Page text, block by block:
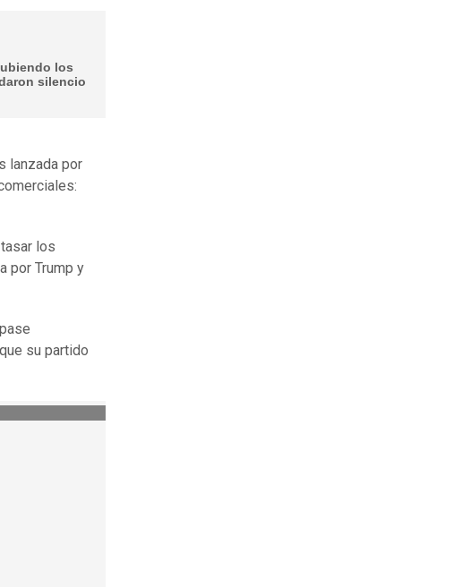
los
silencio
lanzada por
los
por Trump y
su partido